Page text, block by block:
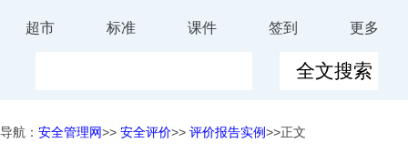
超市 标准 课件 签到 更多
评价
生
导航： 安全管理网>> 安全评价>> 评价报告实例>>正文